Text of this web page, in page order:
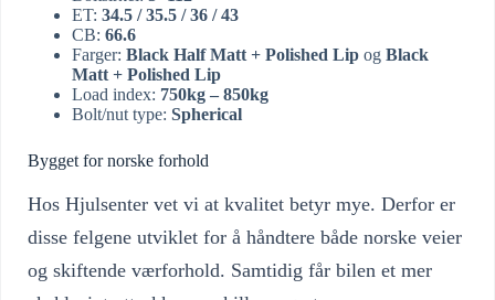
ET: 34.5 / 35.5 / 36 / 43
CB: 66.6
Farger: Black Half Matt + Polished Lip og Black
Matt + Polished Lip
Load index: 750kg – 850kg
Bolt/nut type: Spherical
Bygget for norske forhold
Hos Hjulsenter vet vi at kvalitet betyr mye. Derfor er
disse felgene utviklet for å håndtere både norske veier
og skiftende værforhold. Samtidig får bilen et mer